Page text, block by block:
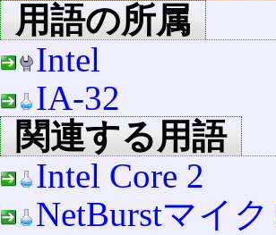
用語の所属
Intel
IA-32
関連する用語
Intel Core 2
NetBurstマイ